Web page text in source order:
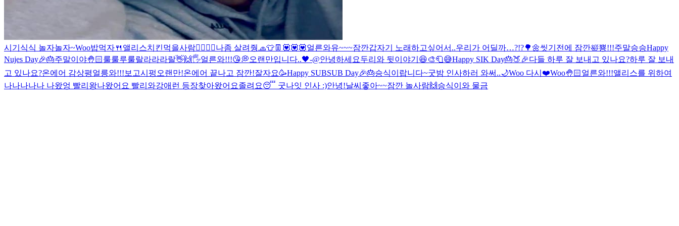
시기식식 놀자놀자~Woo밥먹자🍴 앨리스치킨먹을사람🙋‍♀️🙋‍♂️나좀 살려줭 🧢👕👖 💟💟💟얼른와유~~~잠깐갑자기 노래하고싶어서..우리가 어딜까…?!?🌳🌼씻기전에 잠깐🛀뿅!!!주말승승Happy
Nujes Day🎉🎂주말이야🤚🏻룰룰루룰랄라라라랄👋🙌🖐얼른와!!!😘💭오랜만입니다..🖤-@안녕하세요두리와 뒷이야기😆🎨🧻😅Happy SIK Day🎂🍑🎉다들 하루 잘 보내고 있나요?하루 잘 보내
고 있나요?온에어 감상평얼릉와!!!보고시펑 오랜만!온에어 끝나고 잠깐!잘자요🥳Happy SUBSUB Day🎉🎂승식이랍니다~굿밤 인사하러 와써..🌙Woo 다시❤️Woo🤚🏻얼른와!!!앨리스를 위하여
나나나나나 나왔엉 빨리왕나왔어요 빨리와강애런 등장찾아왔어요졸려요😴 굿나잇 인사 :)안녕!날씨좋아~~잠깐 놀사람🙌 승식이와 물금